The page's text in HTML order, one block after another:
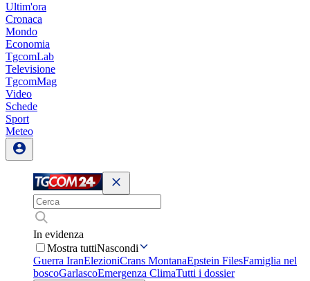
Ultim'ora
Cronaca
Mondo
Economia
TgcomLab
Televisione
TgcomMag
Video
Schede
Sport
Meteo
In evidenza
Mostra tuttiNascondi
Guerra IranElezioniCrans MontanaEpstein FilesFamiglia nel
boscoGarlascoEmergenza ClimaTutti i dossier